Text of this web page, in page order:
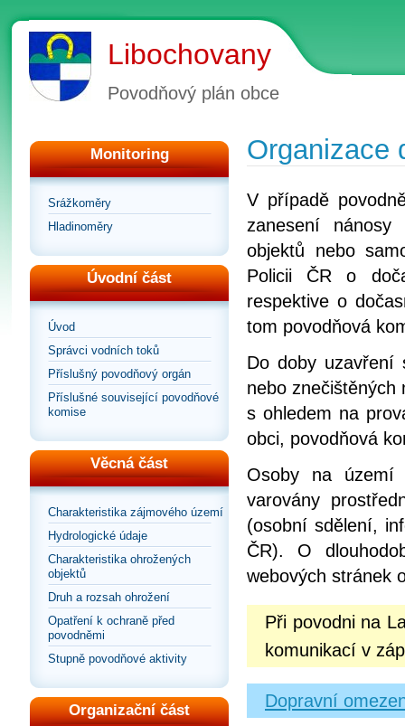
Libochovany
Povodňový plán obce
Monitoring
Srážkoměry
Hladinoměry
Úvodní část
Úvod
Správci vodních toků
Příslušný povodňový orgán
Příslušné související povodňové
komise
Věcná část
Charakteristika zájmového území
Hydrologické údaje
Charakteristika ohrožených
objektů
Druh a rozsah ohrožení
Opatření k ochraně před
povodněmi
Stupně povodňové aktivity
Organizační část
Organizace
V případě
zanesení
objektů nebo
Policii ČR o
respektive o
tom povodňová
Do doby uzavření
nebo
s ohledem na
obci, povodňová
Osoby na území
varovány
(osobní sdělení,
ČR). O
webových stránek
Při povodni na
komunikací v
Dopravní